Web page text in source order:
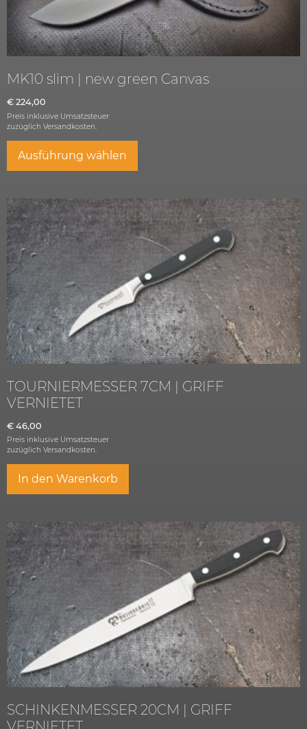
MK10 slim | new green Canvas
€ 224,00
Preis inklusive Umsatzsteuer
zuzüglich Versandkosten.
Ausführung wählen
TOURNIERMESSER 7CM | GRIFF
VERNIETET
€ 46,00
Preis inklusive Umsatzsteuer
zuzüglich Versandkosten.
In den Warenkorb
SCHINKENMESSER 20CM | GRIFF